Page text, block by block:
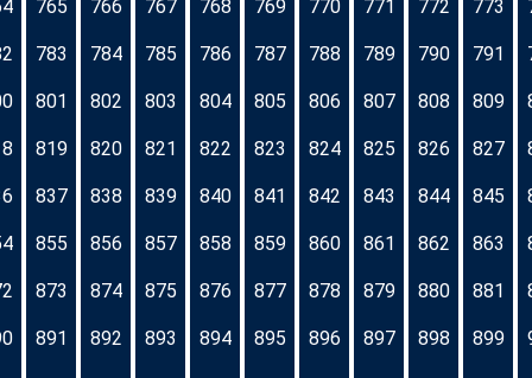
765 766 767 768 769 770 771 772 773
783 784 785 786 787 788 789 790 791
801 802 803 804 805 806 807 808 809
819 820 821 822 823 824 825 826 827
837 838 839 840 841 842 843 844 845
855 856 857 858 859 860 861 862 863
873 874 875 876 877 878 879 880 881
891 892 893 894 895 896 897 898 899